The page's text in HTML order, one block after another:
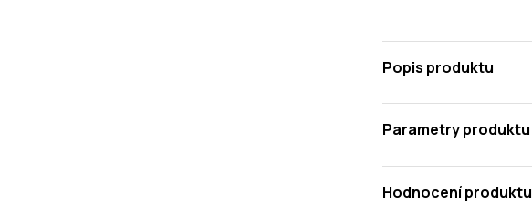
Popis produktu
Parametry produktu
Hodnocení produktu